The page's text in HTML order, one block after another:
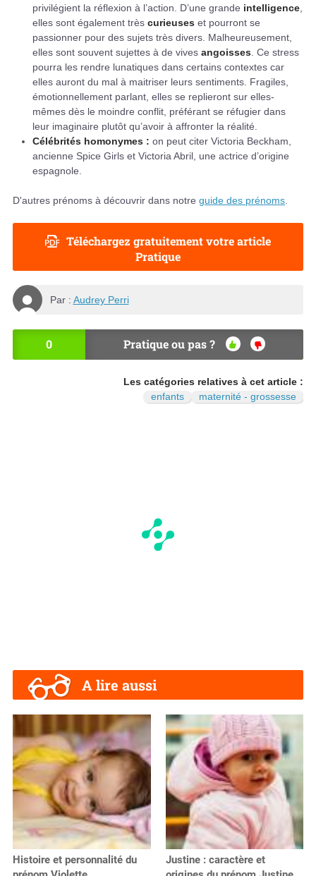
privilégient la réflexion à l’action. D’une grande intelligence
elles sont également très curieuses et pourront se
passionner pour des sujets très divers. Malheureusement,
elles sont souvent sujettes à de vives angoisses . Ce stress
pourra les rendre lunatiques dans certains contextes car
elles auront du mal à maitriser leurs sentiments. Fragiles,
émotionnellement parlant, elles se replieront sur elles-
mêmes dès le moindre conflit, préférant se réfugier dans
leur imaginaire plutôt qu’avoir à affronter la réalité.
Célébrités homonymes : on peut citer Victoria Beckham,
ancienne Spice Girls et Victoria Abril, une actrice d’origine
espagnole.
D'autres prénoms à découvrir dans notre guide des prénoms
Téléchargez gratuitement votre article
Pratique
Par : Audrey Perri
0 Pratique ou pas ?
OU
NO
N
Les catégories relatives à cet article :
enfants
maternité - grossesse
A lire aussi
Histoire et personnalité du
Justine : caractère et